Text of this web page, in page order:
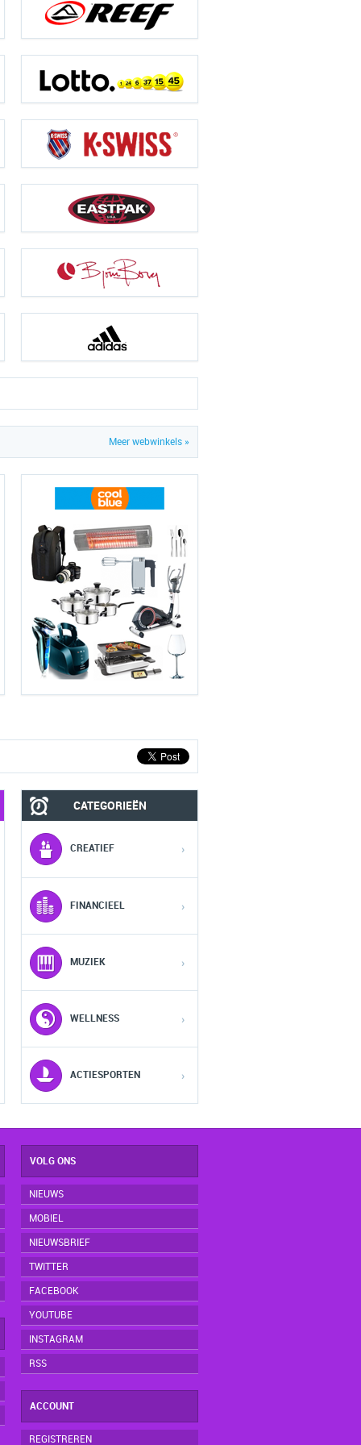
Meer webwinkels »
2
3
4
5
CATEGORIEËN
CREATIEF ›
FINANCIEEL ›
MUZIEK ›
WELLNESS ›
ACTIESPORTEN ›
VOLG ONS
NIEUWS
MOBIEL
NIEUWSBRIEF
TWITTER
FACEBOOK
YOUTUBE
INSTAGRAM
RSS
ACCOUNT
REGISTREREN